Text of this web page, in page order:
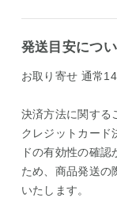
発送目安につ
お取り寄せ 通常
決済方法に関する
クレジットカード
ドの有効性の確
ため、商品発送の
いたします。